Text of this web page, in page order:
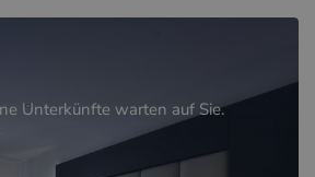
Unterkünfte warten auf Sie.